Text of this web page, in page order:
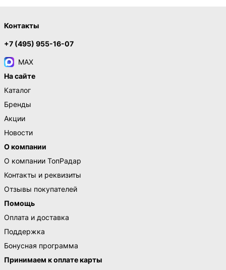
Контакты
+7 (495) 955-16-07
MAX
На сайте
Каталог
Бренды
Акции
Новости
О компании
О компании ТопРадар
Контакты и реквизиты
Отзывы покупателей
Помощь
Оплата и доставка
Поддержка
Бонусная программа
Принимаем к оплате карты